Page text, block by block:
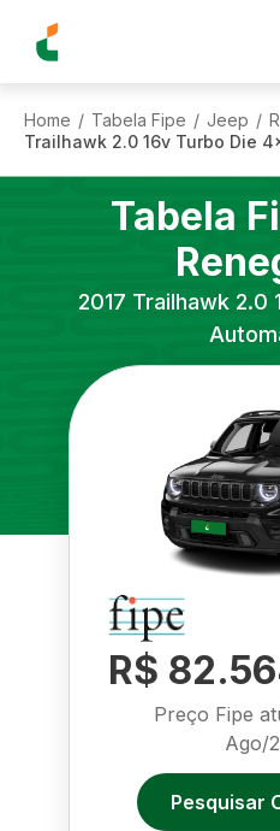
Home / Tabela Fipe / Jeep /
Trailhawk 2.0 16v Turbo Die
Tabela
2017 Trailhawk 2.0
R$
Preço Fipe
Ago/
Pesquisar